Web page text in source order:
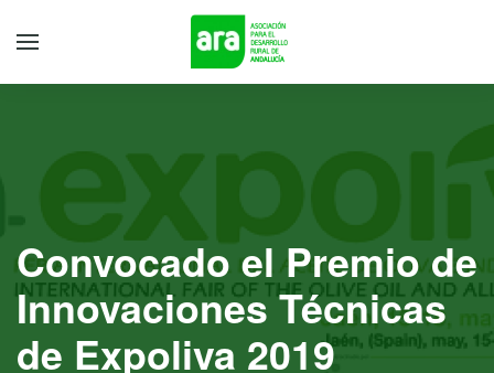
Convocado el Premio de
Innovaciones Técnicas
de Expoliva 2019